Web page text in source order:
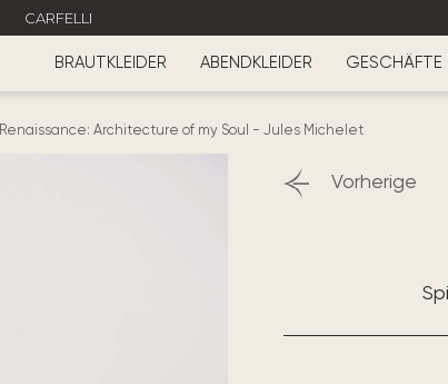
CARFELLI
BRAUTKLEIDER ABENDKLEIDER GESCHÄFTE
Renaissance: Architecture of my Soul - Jules Michelet
Vorherige